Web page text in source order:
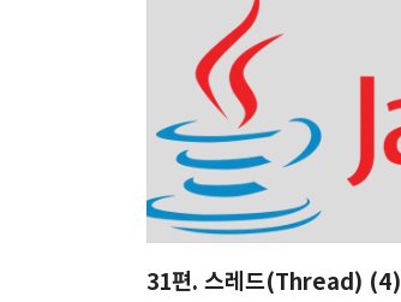
31편. 스레드(Thread) (4)